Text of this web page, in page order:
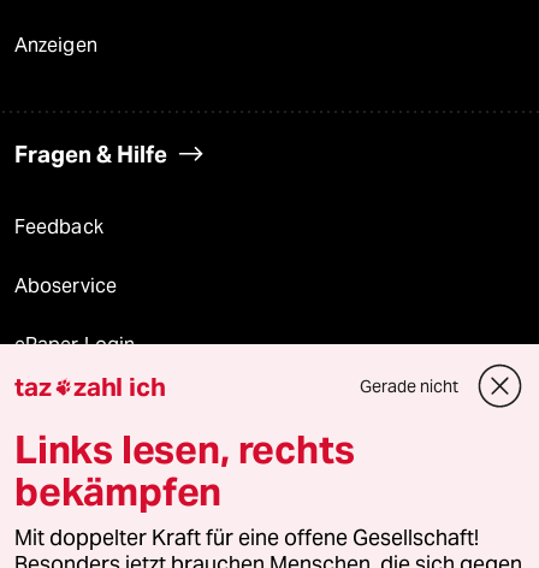
Anzeigen
Fragen & Hilfe
Feedback
Aboservice
ePaper Login
Downloads für Abonnierende
© 2026 taz Verlags und Vertriebs GmbH
Alle Rechte vorbehalten. Bei rechtlichen Fragen oder für Genehmigungen
wenden Sie sich bitte an
lizenzen@taz.de
taz zahl ich Gerade nicht
Links lesen, rechts
bekämpfen
Mit doppelter Kraft für eine offene Gesellschaft!